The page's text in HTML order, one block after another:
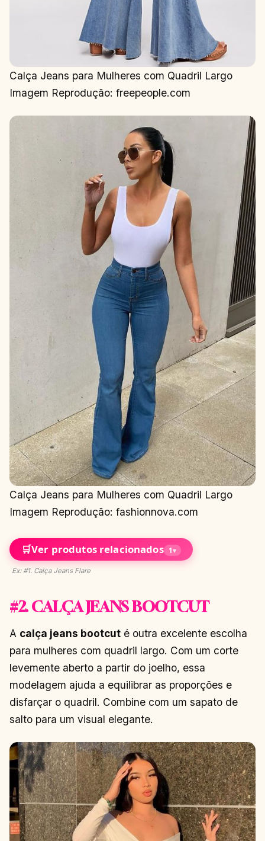
Calça Jeans para Mulheres com Quadril Largo
Imagem Reprodução: freepeople.com
Calça Jeans para Mulheres com Quadril Largo
Imagem Reprodução: fashionnova.com
🛒Ver produtos relacionados 1▾
Ex: #1. Calça Jeans Flare
#2. CALÇA JEANS BOOTCUT
A calça jeans bootcut é outra excelente escolha
para mulheres com quadril largo. Com um corte
levemente aberto a partir do joelho, essa
modelagem ajuda a equilibrar as proporções e
disfarçar o quadril. Combine com um sapato de
salto para um visual elegante.